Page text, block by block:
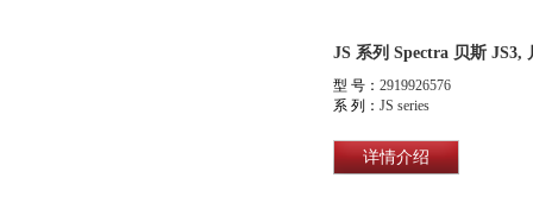
JS 系列 Spectra 贝斯 JS3,
型 号： 2919926576
系 列： JS series
详情介绍